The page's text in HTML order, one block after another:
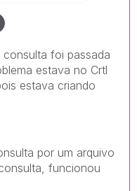
consulta foi passada
estava no Crtl
estava criando
por um arquivo
funcionou